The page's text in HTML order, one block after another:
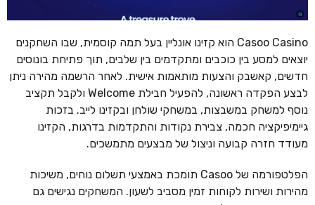
Casoo Casino הוא קזינו אונליין בעל תמה קוסמית, שבו השחקנים
יוצאים למסע בין כוכבים ומתקדמים בין שלבים, תוך פתיחת בונוסים
חדשים, קאשבק והצעות מותאמות אישית. לאחר הרשמה מהירה ניתן
לבצע הפקדה ראשונה, להפעיל חבילת Welcome ולקבל תקציב
נוסף למשחק במשבצות, במשחקי שולחן ובקזינו לייב. בזכות
גיימיפיקציה חכמה, צבירת נקודות והתקדמות בדרגות, הקזינו
מעודד חזרה קבועה וניצול של מבצעים מתמשכים.
הפלטפורמה של Casoo תומכת באמצעי תשלום נוחים, משיכות
מהירות ושירות לקוחות זמין מסביב לשעון. המשחקים נגישים גם